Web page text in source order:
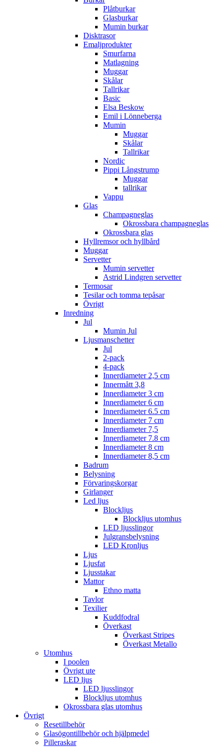
Plåtburkar
Glasburkar
Mumin burkar
Disktrasor
Emaljprodukter
Smurfarna
Matlagning
Muggar
Skålar
Tallrikar
Basic
Elsa Beskow
Emil i Lönneberga
Mumin
Muggar
Skålar
Tallrikar
Nordic
Pippi Långstrump
Muggar
tallrikar
Vappu
Glas
Champagneglas
Okrossbara champagneglas
Okrossbara glas
Hyllremsor och hyllbård
Muggar
Servetter
Mumin servetter
Astrid Lindgren servetter
Termosar
Tesilar och tomma tepåsar
Övrigt
Inredning
Jul
Mumin Jul
Ljusmanschetter
Jul
2-pack
4-pack
Innerdiameter 2,5 cm
Innermått 3,8
Innerdiameter 3 cm
Innerdiameter 6 cm
Innerdiameter 6.5 cm
Innerdiameter 7 cm
Innerdiameter 7,5
Innerdiameter 7.8 cm
Innerdiameter 8 cm
Innerdiameter 8,5 cm
Badrum
Belysning
Förvaringskorgar
Girlanger
Led ljus
Blockljus
Blockljus utomhus
LED ljusslingor
Julgransbelysning
LED Kronljus
Ljus
Ljusfat
Ljusstakar
Mattor
Ethno matta
Tavlor
Texilier
Kuddfodral
Överkast
Överkast Stripes
Överkast Metallo
Utomhus
I poolen
Övrigt ute
LED ljus
LED ljusslingor
Blockljus utomhus
Okrossbara glas utomhus
Övrigt
Resetillbehör
Glasögontillbehör och hjälpmedel
Pilleraskar